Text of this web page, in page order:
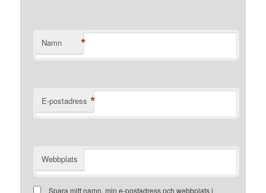
Namn *
E-postadress *
Webbplats
Spara mitt namn, min e-postadress och webbplats i